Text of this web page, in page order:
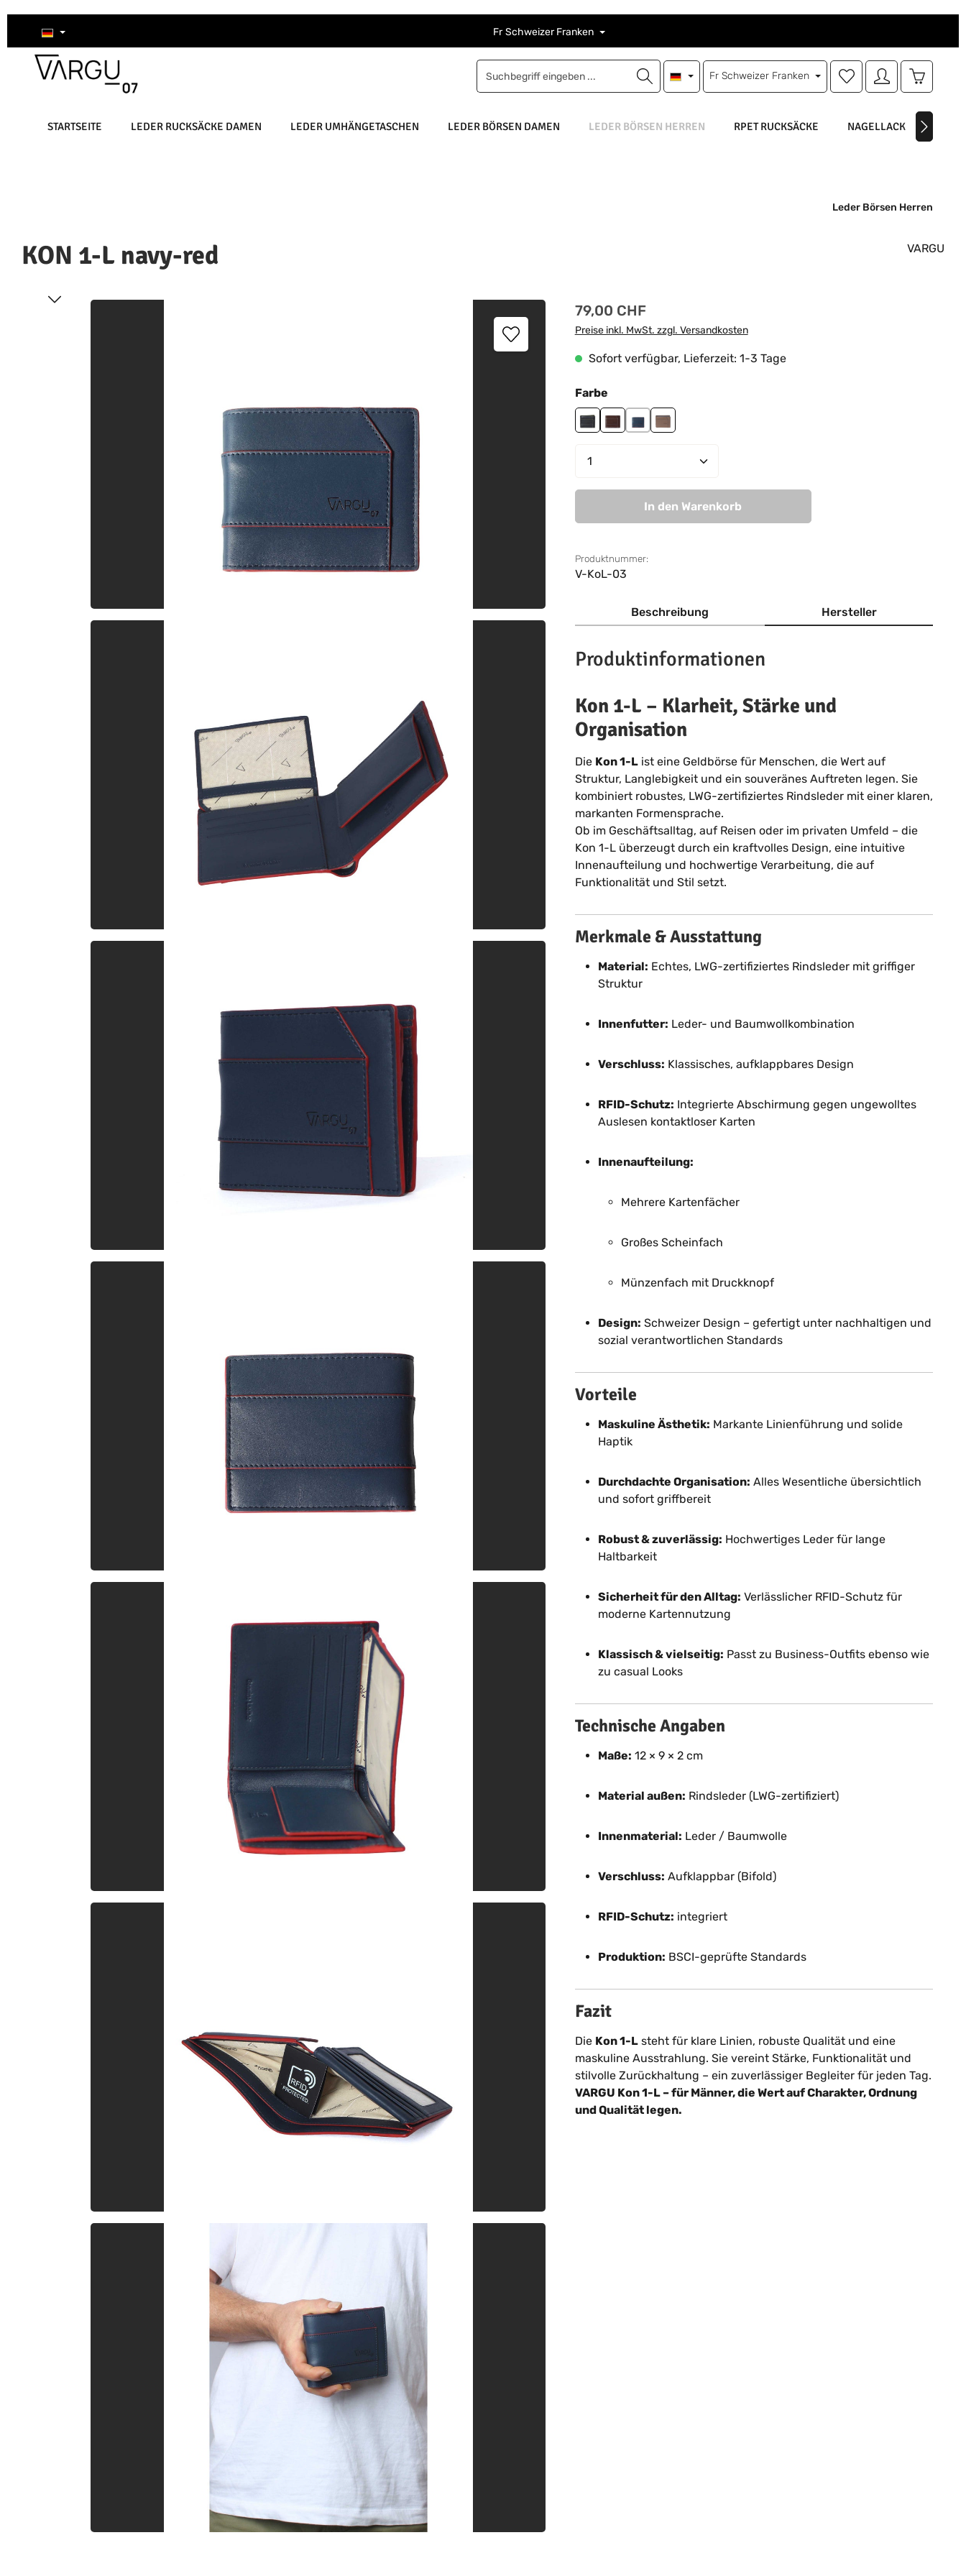
Hauptinhalt springen
Zur Suche springen
Zur Hauptnavigation springen Fr Schweizer Franken
Fr Schweizer Franken
Du hast 0 Produkte auf
STARTSEITE LEDER RUCKSÄCKE DAMEN LEDER UMHÄNGETASCHEN LEDER BÖRSEN DAMEN LEDER BÖRSEN HERREN RPET RUCKSÄCKE NAGELLACK
Leder Börsen Herren
KON 1-L navy-red VARGU
Bildergalerie überspringen Regulärer Preis:
79,00 CHF
Preise inkl. MwSt. zzgl. Versandkosten
Sofort verfügbar, Lieferzeit: 1-3 Tage
Farbeauswählen
black-lime green
brown-sky blue
navy-redtaupe-sky blue
Produkt Anzahl: Gib den gewünschten Wert
In den Warenkorb
Produktnummer:
V-KoL-03
Beschreibung Hersteller
Produktinformationen
Kon 1-L – Klarheit, Stärke und
Organisation
Die Kon 1-List eine Geldbörse für Menschen, die Wert auf
Struktur, Langlebigkeit und ein souveränes Auftreten legen. Sie
kombiniert robustes, LWG-zertifiziertes Rindsleder mit einer klaren,
markanten Formensprache.
Ob im Geschäftsalltag, auf Reisen oder im privaten Umfeld – die
Kon 1-L überzeugt durch ein kraftvolles Design, eine intuitive
Innenaufteilung und hochwertige Verarbeitung, die auf
Funktionalität und Stil setzt.
Merkmale & Ausstattung
Material: Echtes, LWG-zertifiziertes Rindsleder mit griffiger
Struktur
Innenfutter: Leder- und Baumwollkombination
Verschluss: Klassisches, aufklappbares Design
RFID-Schutz: Integrierte Abschirmung gegen ungewolltes
Auslesen kontaktloser Karten
Innenaufteilung:
Mehrere Kartenfächer
Großes Scheinfach
Münzenfach mit Druckknopf
Design: Schweizer Design – gefertigt unter nachhaltigen und
sozial verantwortlichen Standards
Vorteile
Maskuline Ästhetik: Markante Linienführung und solide
Haptik
Durchdachte Organisation: Alles Wesentliche übersichtlich
und sofort griffbereit
Robust & zuverlässig: Hochwertiges Leder für lange
Haltbarkeit
Sicherheit für den Alltag: Verlässlicher RFID-Schutz für
moderne Kartennutzung
Klassisch & vielseitig: Passt zu Business-Outfits ebenso wie
zu casual Looks
Technische Angaben
Maße: 12 × 9 × 2 cm
Material außen: Rindsleder (LWG-zertifiziert)
Innenmaterial: Leder / Baumwolle
Verschluss: Aufklappbar (Bifold)
RFID-Schutz: integriert
Produktion: BSCI-geprüfte Standards
Fazit
Die Kon 1-Lsteht für klare Linien, robuste Qualität und eine
maskuline Ausstrahlung. Sie vereint Stärke, Funktionalität und
stilvolle Zurückhaltung – ein zuverlässiger Begleiter für jeden Tag.
VARGU Kon 1-L – für Männer, die Wert auf Charakter, Ordnung
und Qualität legen.